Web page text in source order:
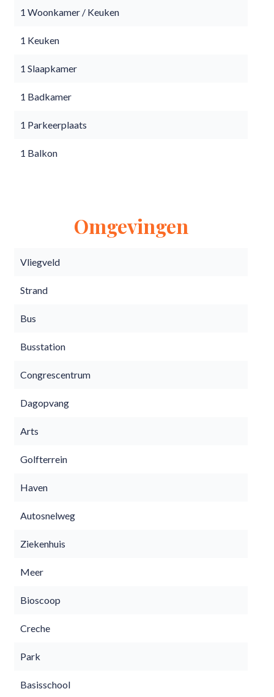
1 Woonkamer / Keuken
1 Keuken
1 Slaapkamer
1 Badkamer
1 Parkeerplaats
1 Balkon
Omgevingen
Vliegveld
Strand
Bus
Busstation
Congrescentrum
Dagopvang
Arts
Golfterrein
Haven
Autosnelweg
Ziekenhuis
Meer
Bioscoop
Creche
Park
Basisschool